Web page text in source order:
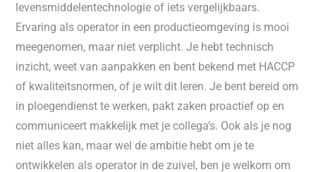
levensmiddelentechnologie of iets vergelijkbaars.
Ervaring als operator in een productieomgeving is mooi
meegenomen, maar niet verplicht. Je hebt technisch
inzicht, weet van aanpakken en bent bekend met HACCP
of kwaliteitsnormen, of je wilt dit leren. Je bent bereid om
in ploegendienst te werken, pakt zaken proactief op en
communiceert makkelijk met je collega’s. Ook als je nog
niet alles kan, maar wel de ambitie hebt om je te
ontwikkelen als operator in de zuivel, ben je welkom om